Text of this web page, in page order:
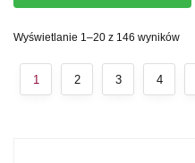
Wyświetlanie 1–20 z 146 wyników
1 2 3 4